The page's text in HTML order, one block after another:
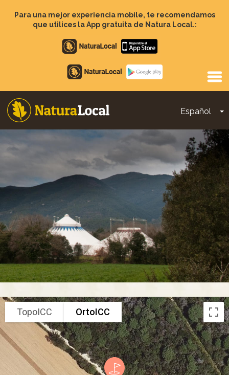
contenido
Para una mejor experiencia mobile, te recomendamos
que utilices la App gratuita de Natura Local.:
Apple
store
Google
Play
Español
Main
navigation
TopoICC OrtoICC